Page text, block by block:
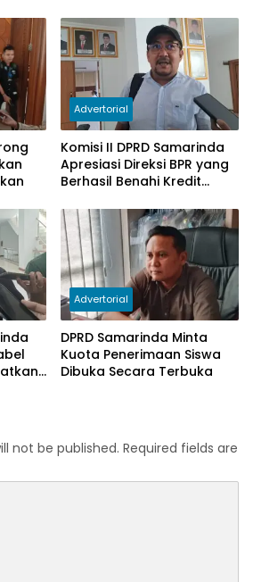
Subsidi Berkurang
Advertorial
Komisi II DPRD Samarinda
Apresiasi Direksi BPR yang
Berhasil Benahi Kredit
Advertorial
DPRD Samarinda Minta
Kuota Penerimaan Siswa
Dibuka Secara Terbuka
not be published. Required fields are